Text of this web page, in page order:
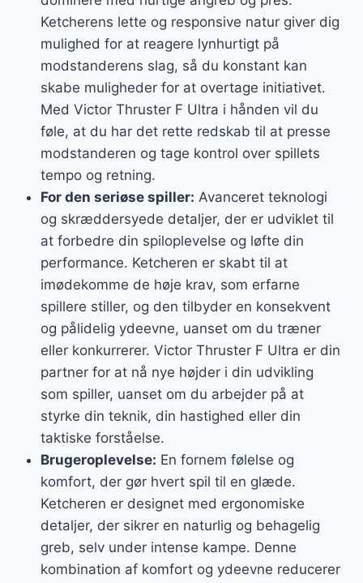
Ketcherens lette og responsive natur giver dig
mulighed for at reagere lynhurtigt på
modstanderens slag, så du konstant kan
skabe muligheder for at overtage initiativet.
Med Victor Thruster F Ultra i hånden vil du
føle, at du har det rette redskab til at presse
modstanderen og tage kontrol over spillets
tempo og retning.
For den seriøse spiller: Avanceret teknologi
og skræddersyede detaljer, der er udviklet til
at forbedre din spiloplevelse og løfte din
performance. Ketcheren er skabt til at
imødekomme de høje krav, som erfarne
spillere stiller, og den tilbyder en konsekvent
og pålidelig ydeevne, uanset om du træner
eller konkurrerer. Victor Thruster F Ultra er din
partner for at nå nye højder i din udvikling
som spiller, uanset om du arbejder på at
styrke din teknik, din hastighed eller din
taktiske forståelse.
Brugeroplevelse: En fornem følelse og
komfort, der gør hvert spil til en glæde.
Ketcheren er designet med ergonomiske
detaljer, der sikrer en naturlig og behagelig
greb, selv under intense kampe. Denne
kombination af komfort og ydeevne reducerer